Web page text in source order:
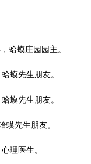
蛤蟆庄园园主。
蟆先生朋友。
蟆先生朋友。
先生朋友。
理医生。